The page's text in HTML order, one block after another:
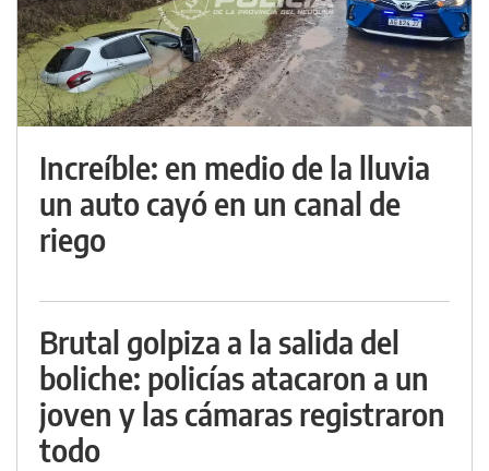
Increíble: en medio de la lluvia
un auto cayó en un canal de
riego
Brutal golpiza a la salida del
boliche: policías atacaron a un
joven y las cámaras registraron
todo